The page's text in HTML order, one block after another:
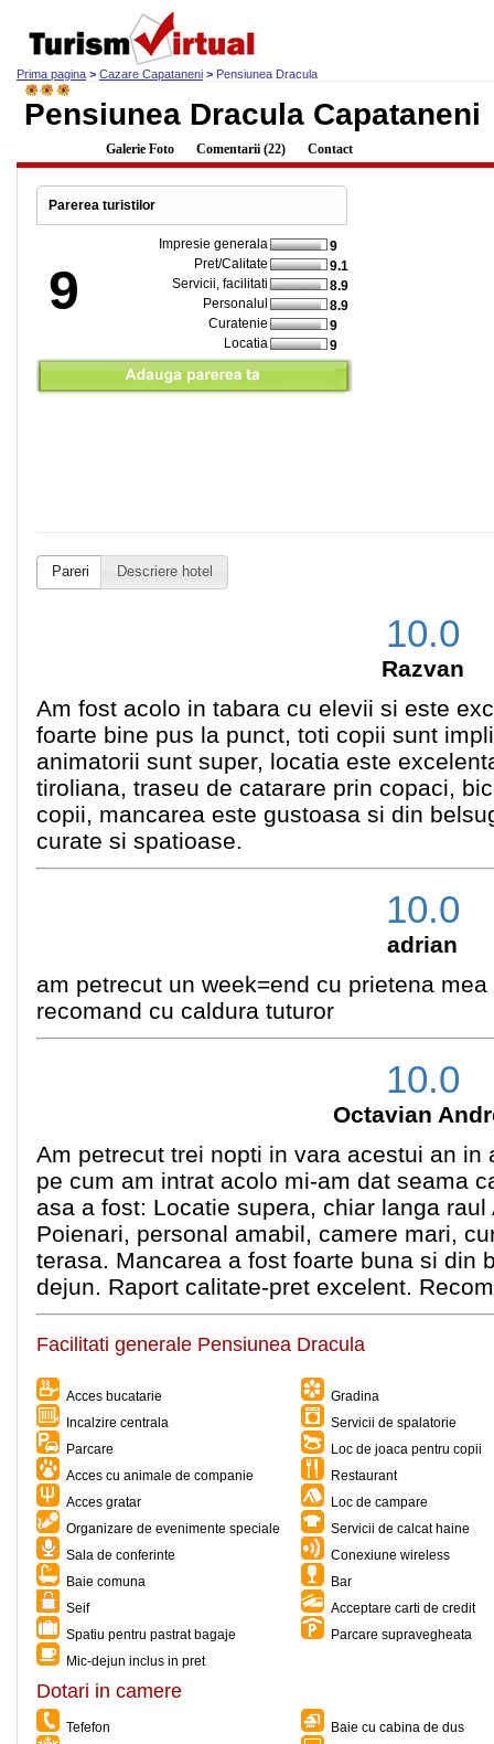
Prima pagina > Cazare Capataneni > Pensiunea Dracula
Pensiunea Dracula Capataneni
Galerie Foto Comentarii (22) Contact
Parerea turistilor
9
Impresie generala
9
Pret/Calitate
9.1
Servicii, facilitati
8.9
Personalul
8.9
Curatenie
9
Locatia
9
Pareri Descriere hotel
10.0
Razvan
Am fost acolo in tabara cu elevii si este
foarte bine pus la punct, toti copii sunt
animatorii sunt super, locatia este
tiroliana, traseu de catarare prin copaci,
copii, mancarea este gustoasa si din
curate si spatioase.
10.0
adrian
am petrecut un week=end cu prietena
recomand cu caldura tuturor
10.0
Octavian
Am petrecut trei nopti in vara acestui an
pe cum am intrat acolo mi-am dat seama
asa a fost: Locatie supera, chiar langa
Poienari, personal amabil, camere mari,
terasa. Mancarea a fost foarte buna si din
dejun. Raport calitate-pret excelent.
Facilitati generale Pensiunea Dracula
Acces bucatarie
Gradina
Incalzire centrala
Servicii de spalatorie
Parcare
Loc de joaca pentru copii
Acces cu animale de companie
Restaurant
Acces gratar
Loc de campare
Organizare de evenimente speciale
Servicii de calcat haine
Sala de conferinte
Conexiune wireless
Baie comuna
Bar
Seif
Acceptare carti de credit
Spatiu pentru pastrat bagaje
Parcare supravegheata
Mic-dejun inclus in pret
Dotari in camere
Tefefon
Baie cu cabina de dus